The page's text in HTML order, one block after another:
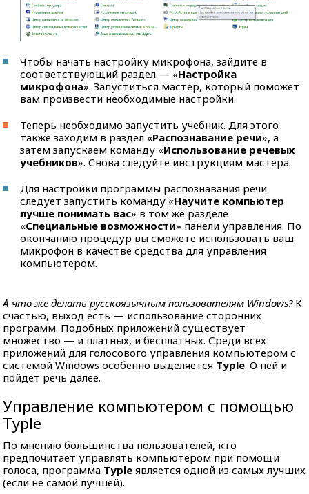
Чтобы начать настройку микрофона, зайдите в
соответствующий раздел — «Настройка
микрофона». Запуститься мастер, который поможет
вам произвести необходимые настройки.
Теперь необходимо запустить учебник. Для этого
также заходим в раздел «Распознавание речи», а
затем запускаем команду «Использование речевых
учебников». Снова следуйте инструкциям мастера.
Для настройки программы распознавания речи
следует запустить команду «Научите компьютер
лучше понимать вас» в том же разделе
«Специальные возможности» панели управления. По
окончанию процедур вы сможете использовать ваш
микрофон в качестве средства для управления
компьютером.
А что же делать русскоязычным пользователям Windows?К
счастью, выход есть — использование сторонних
программ. Подобных приложений существует
множество — и платных, и бесплатных. Среди всех
приложений для голосового управления компьютером с
системой Windows особенно выделяется Typle. О ней и
пойдёт речь далее.
Управление компьютером с помощью
Typle
По мнению большинства пользователей, кто
предпочитает управлять компьютером при помощи
голоса, программа Typle является одной из самых лучших
(если не самой лучшей).